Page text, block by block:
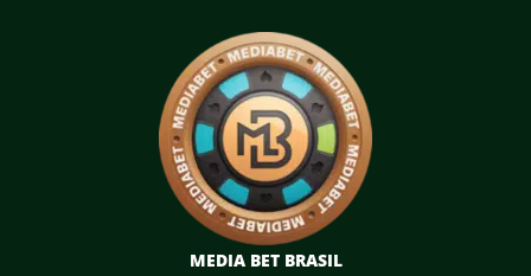
MEDIA BET BRASIL